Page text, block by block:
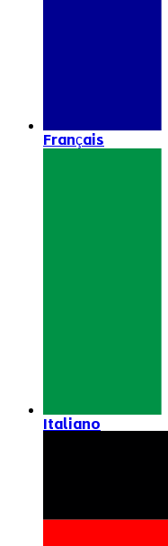
Français
Italiano